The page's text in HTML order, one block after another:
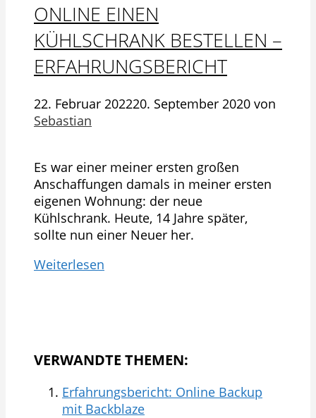
ONLINE EINEN
KÜHLSCHRANK BESTELLEN –
ERFAHRUNGSBERICHT
22. Februar 202220. September 2020 von
Sebastian
Es war einer meiner ersten großen
Anschaffungen damals in meiner ersten
eigenen Wohnung: der neue
Kühlschrank. Heute, 14 Jahre später,
sollte nun einer Neuer her.
Weiterlesen
VERWANDTE THEMEN:
Erfahrungsbericht: Online Backup
mit Backblaze